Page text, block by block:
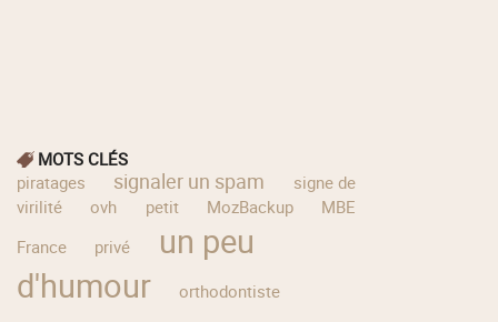
MOTS CLÉS
piratages
signaler un spam
signe de
virilité
ovh petit MozBackup
MBE
France
privé
un peu
d'humour
orthodontiste